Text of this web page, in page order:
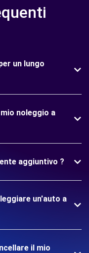
un lungo
noleggio a
aggiuntivo ?
un'auto a
il mio